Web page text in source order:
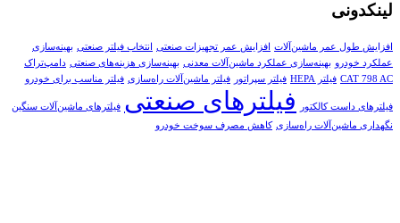
لینکدونی
افزایش طول عمر ماشین‌آلات افزایش عمر تجهیزات صنعتی انتخاب فیلتر صنعتی بهینه‌سازی
عملکرد خودرو بهینه‌سازی عملکرد ماشین‌آلات معدنی بهینه‌سازی هزینه‌های صنعتی دامپ‌تراک
CAT 798 AC فیلتر HEPA فیلتر سپراتور فیلتر ماشین‌آلات راه‌سازی فیلتر مناسب برای خودرو
فیلترهای داست کالکتور فیلترهای صنعتی فیلترهای ماشین‌آلات سنگین
نگهداری ماشین‌آلات راه‌سازی کاهش مصرف سوخت خودرو